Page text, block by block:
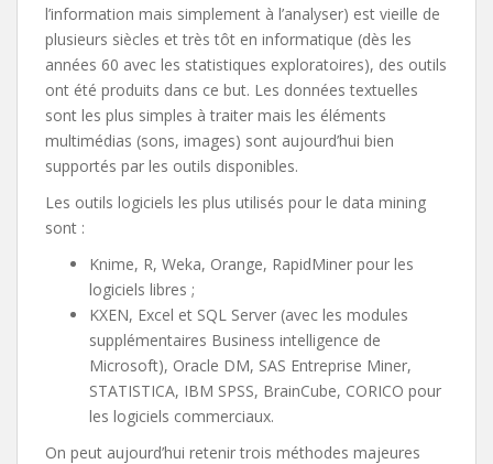
l’information mais simplement à l’analyser) est vieille de
plusieurs siècles et très tôt en informatique (dès les
années 60 avec les statistiques exploratoires), des outils
ont été produits dans ce but. Les données textuelles
sont les plus simples à traiter mais les éléments
multimédias (sons, images) sont aujourd’hui bien
supportés par les outils disponibles.
Les outils logiciels les plus utilisés pour le data mining
sont :
Knime, R, Weka, Orange, RapidMiner pour les
logiciels libres ;
KXEN, Excel et SQL Server (avec les modules
supplémentaires Business intelligence de
Microsoft), Oracle DM, SAS Entreprise Miner,
STATISTICA, IBM SPSS, BrainCube, CORICO pour
les logiciels commerciaux.
On peut aujourd’hui retenir trois méthodes majeures